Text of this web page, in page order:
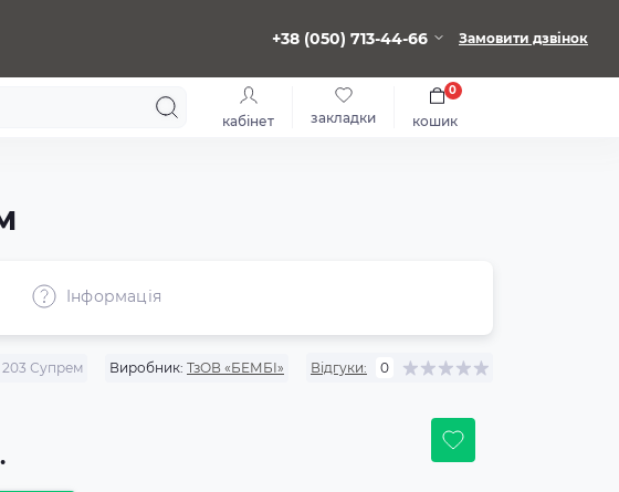
+38 (050) 713-44-66 Замовити дзвінок
кабінет закладки кошик
0
Iнформація
Супрем Виробник: ТзОВ «БЕМБІ» Відгуки: 0